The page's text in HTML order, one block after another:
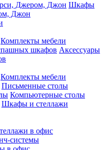
Шкафы
Джон
Комплекты мебели
Аксессуары
Комплекты мебели
Письменные столы
Компьютерные столы
Шкафы и стеллажи
в офис
системы